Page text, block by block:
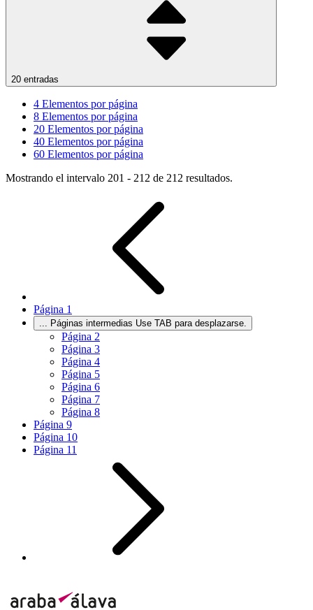
20 entradas
4 Elementos por página
8 Elementos por página
20 Elementos por página
40 Elementos por página
60 Elementos por página
Mostrando el intervalo 201 - 212 de 212 resultados.
Página 1
Páginas intermedias Use TAB para desplazarse.
Página 2
Página 3
Página 4
Página 5
Página 6
Página 7
Página 8
Página 9
Página 10
Página 11